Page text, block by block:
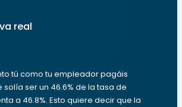
real
tú como tu empleador pagáis
ser un 46.6% de la tasa de
a 46.8%. Esto quiere decir que la